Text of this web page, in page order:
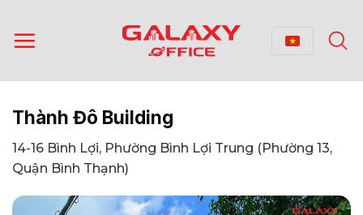
qua
nội
Thành Đô Building
14-16 Bình Lợi, Phường Bình Lợi Trung (Phường 13,
Quận Bình Thạnh)